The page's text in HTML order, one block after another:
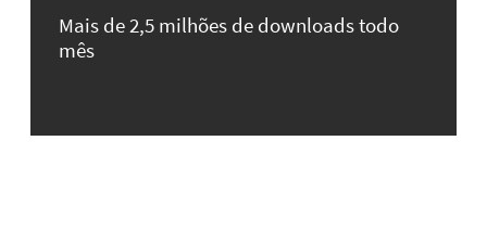
Mais de 2,5 milhões de downloads todo
mês